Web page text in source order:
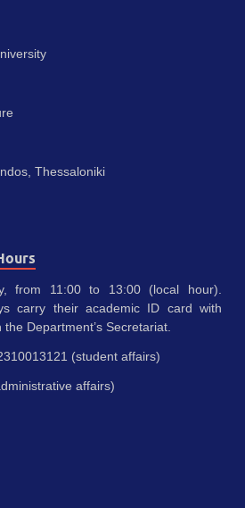
Thessaloniki
from 11:00 to 13:00 (local hour).
carry their academic ID card with
Department’s Secretariat.
(student affairs)
affairs)